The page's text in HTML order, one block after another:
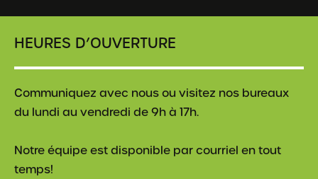
HEURES D’OUVERTURE
Communiquez avec nous ou visitez nos bureaux
du lundi au vendredi de 9h à 17h.
Notre équipe est disponible par courriel en tout
temps!